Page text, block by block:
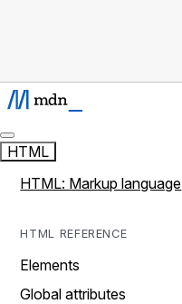
HTML
HTML: Markup language
HTML REFERENCE
Elements
Global attributes